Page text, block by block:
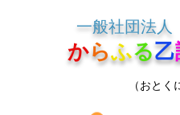
一般社団法人
からふる乙
（おとく